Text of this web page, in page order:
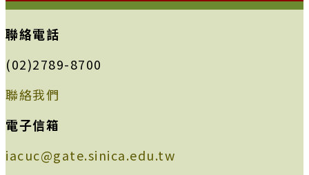
聯絡電話
(02)2789-8700
聯絡我們
電子信箱
iacuc@gate.sinica.edu.tw